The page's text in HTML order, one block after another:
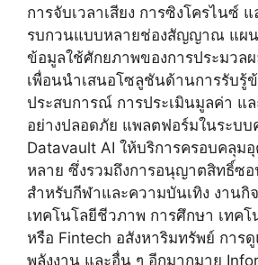
การจับเวลาเสียง การซิงโครไนซ์
รบกวนแบบหลายช่องสัญญาณ แผ
ข้อมูลใช้ศักยภาพของการประมวลผ
เพื่อนนำเสนอโซลูชันด้านการรับรู้
ประสบการณ์ การประเมินมูลค่า แล
อย่างปลอดภัย แพลตฟอร์มในระบบ
Datavault AI ให้บริการครอบคลุม
หลาย ซึ่งรวมถึงการอนุญาตสิทธิ์ซ
สำหรับกีฬาและความบันเทิง งานกิ
เทคโนโลยีชีวภาพ การศึกษา เทคโ
หรือ Fintech อสังหาริมทรัพย์ การ
พลังงาน และอื่น ๆ อีกมากมาย